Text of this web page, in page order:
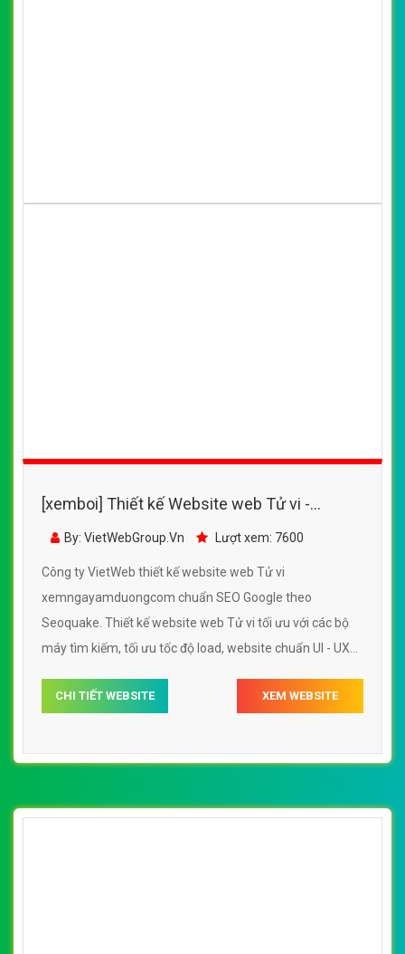
[xemboi] Thiết kế Website web Tử vi -
xemngayamduongcom
By: VietWebGroup.Vn Lượt xem: 7600
Công ty VietWeb thiết kế website web Tử vi
xemngayamduongcom chuẩn SEO Google theo
Seoquake. Thiết kế website web Tử vi tối ưu với các bộ
máy tìm kiếm, tối ưu tốc độ load, website chuẩn UI - UX
xemngayamduongcom
CHI TIẾT WEBSITE XEM WEBSITE